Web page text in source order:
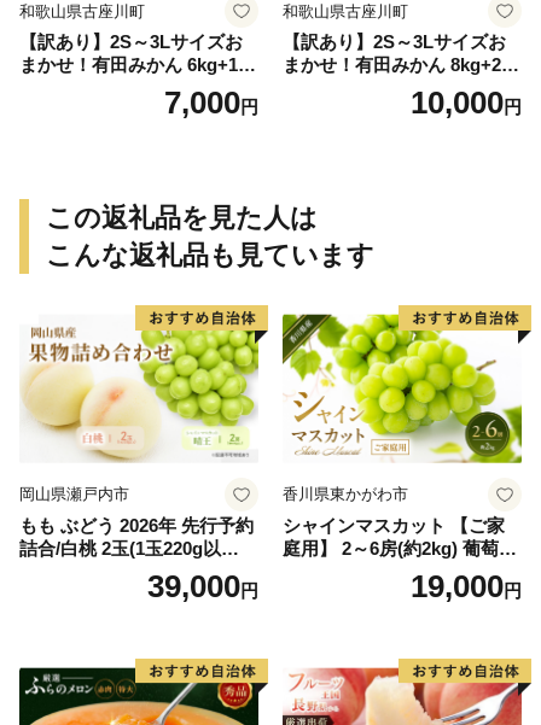
和歌山県古座川町
【訳あり】2S～3Lサイズお
まかせ！有田みかん 6kg+1kg
保証分 11月から12月下旬ま
でに順次発送致します。 / 訳
7,000円
和歌山県古座川町
【訳あり】2S～3Lサイズお
まかせ！有田みかん 8kg+2kg
保証分 11月から12月下旬ま
でに順次発送致します。 / 訳
10,000円
この返礼品を見た人は
こんな返礼品も見ています
岡山県瀬戸内市
もも ぶどう 2026年 先行予約
詰合/白桃 2玉(1玉220g以
上)・シャインマスカット 晴
39,000円
香川県東かがわ市
シャインマスカット 【ご家
庭用】 2～6房(約2kg) 葡萄 ぶ
どう ブドウ フルーツ 果物 く
だもの 果実 旬の果物 旬のフ
19,000円